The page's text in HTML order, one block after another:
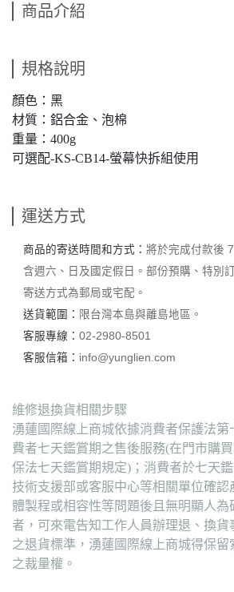
商品介紹
規格說明
顏色：黑
材質：鋁合金、泡棉
重量：400g
可選配-KS-CB14-螢幕快拆組使用
運送方式
商品的寄送時間和方式： 將於完成付款後
含週六、日及國定假日。部份預購、特別
寄送方式為郵局或宅配。
送貨範圍： 限台灣本島與離島地區。
客服專線： 02-2980-8501
客服信箱： info@yunglien.com
維修退換貨相關步驟
湧蓮國際線上商城依據消費者保護法第
費者七天鑑賞期之售後服務(在門市購
保法七天鑑賞期規定)；消費者於七天
技術支援部或客服中心等相關單位確認
體製程或相容性等問題後且無明顯人為
者，可來電告知工作人員辦理退、換貨
之退貨標準，湧蓮國際線上商城得保留
之裁量權。